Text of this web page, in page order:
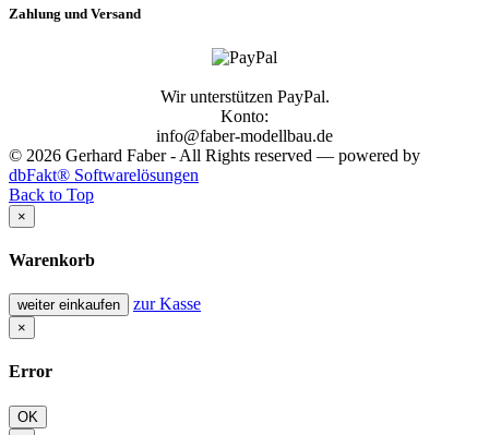
Zahlung und Versand
Wir unterstützen PayPal.
Konto:
info@faber-modellbau.de
© 2026 Gerhard Faber - All Rights reserved — powered by
dbFakt® Softwarelösungen
Back to Top
×
Warenkorb
weiter einkaufen zur Kasse
×
Error
OK